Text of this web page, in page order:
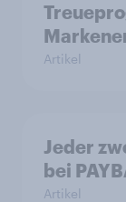
Artikel
Jeder
bei
Artikel